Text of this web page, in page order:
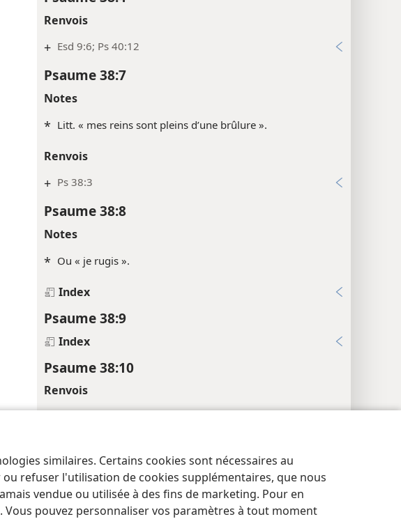
similaires. Certains cookies sont nécessaires au
refuser l'utilisation de cookies supplémentaires, que nous
vendue ou utilisée à des fins de marketing. Pour en
. Vous pouvez personnaliser vos paramètres à tout moment
Renvois
+ Esd 9:6; Ps 40:12
Psaume 38:7
Notes
* Litt. « mes reins sont pleins d’une brûlure ».
Renvois
+ Ps 38:3
Psaume 38:8
Notes
* Ou « je rugis ».
Index
Psaume 38:9
Index
Psaume 38:10
Renvois
Psaume 38:12
Renvois
Paramètres de confidentialité JW.ORG Se connecter